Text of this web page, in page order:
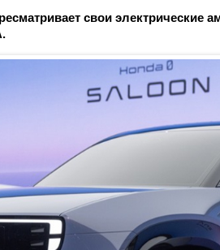
свои электрические